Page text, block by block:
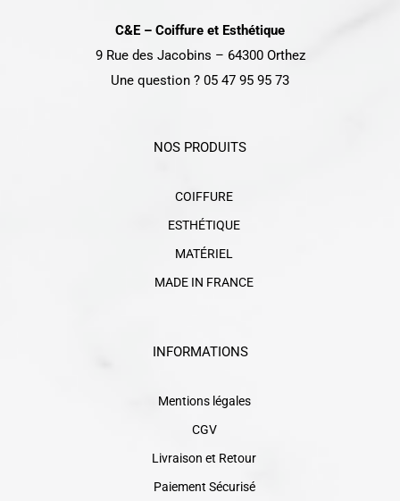
C&E – Coiffure et Esthétique
9 Rue des Jacobins – 64300 Orthez
Une question ? 05 47 95 95 73
NOS PRODUITS
COIFFURE
ESTHÉTIQUE
MATÉRIEL
MADE IN FRANCE
INFORMATIONS
Mentions légales
CGV
Livraison et Retour
Paiement Sécurisé